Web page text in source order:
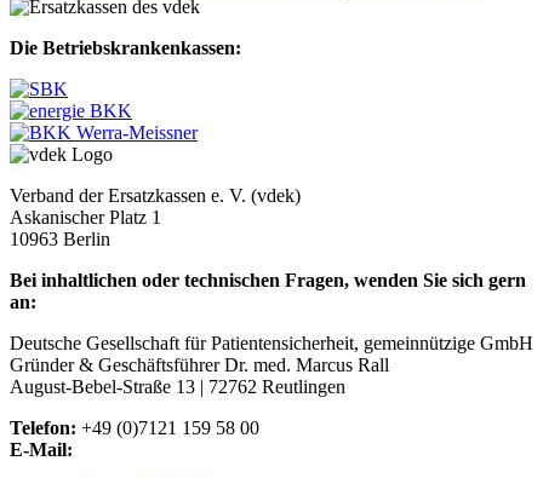
Die Betriebskrankenkassen:
Verband der Ersatzkassen e. V. (vdek)
Askanischer Platz 1
10963 Berlin
Bei inhaltlichen oder technischen Fragen, wenden Sie sich gern
an:
Deutsche Gesellschaft für Patientensicherheit, gemeinnützige GmbH
Gründer & Geschäftsführer Dr. med. Marcus Rall
August-Bebel-Straße 13 | 72762 Reutlingen
Telefon: +49 (0)7121 159 58 00
E-Mail: